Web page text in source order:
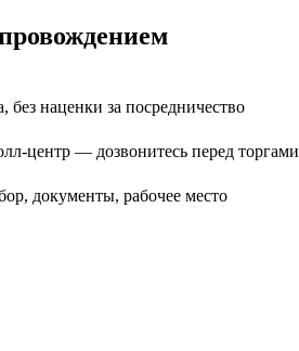
наценки за посредничество
центр — дозвонитесь перед торгами
документы, рабочее место